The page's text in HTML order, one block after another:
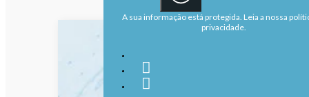
A sua informação está protegida. Leia a nossa
privacidade.